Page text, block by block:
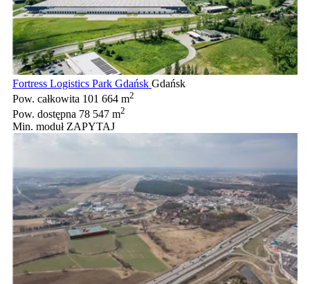
Fortress Logistics Park Gdańsk Gdańsk
Pow. całkowita 101 664 m2
Pow. dostępna 78 547 m2
Min. moduł ZAPYTAJ